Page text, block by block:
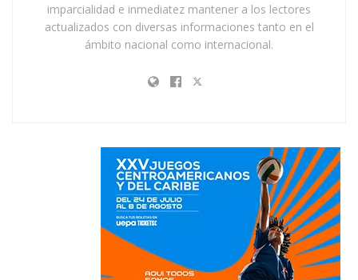
imparcialidad e inmediatez mantener a los lectores
actualizados con diversas informaciones tanto en el
ámbito nacional como internacional.